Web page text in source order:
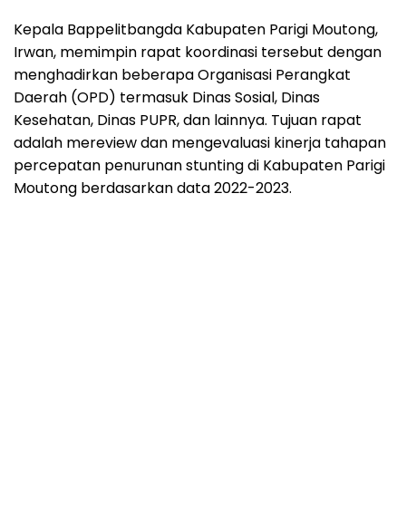
Kepala Bappelitbangda Kabupaten Parigi Moutong,
Irwan, memimpin rapat koordinasi tersebut dengan
menghadirkan beberapa Organisasi Perangkat
Daerah (OPD) termasuk Dinas Sosial, Dinas
Kesehatan, Dinas PUPR, dan lainnya. Tujuan rapat
adalah mereview dan mengevaluasi kinerja tahapan
percepatan penurunan stunting di Kabupaten Parigi
Moutong berdasarkan data 2022-2023.